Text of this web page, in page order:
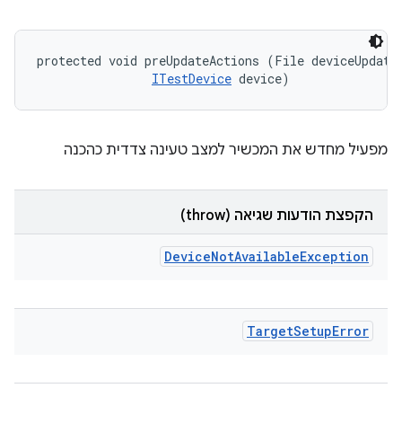
protected void preUpdateActions (File
ITestDevice device)
מפעיל מחדש את המכשיר למצב טעינה צדדית כהכנה
הקפצת הודעות שגיאה (throw)
DeviceNotAvailableException
TargetSetupError